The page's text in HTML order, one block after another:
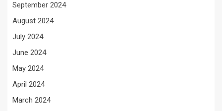
September 2024
August 2024
July 2024
June 2024
May 2024
April 2024
March 2024